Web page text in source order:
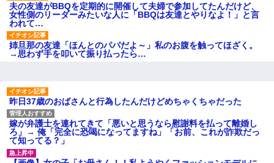
ワマン頂き女子のこの動画、す
げえええええｗｗｗｗｗｗｗｗ
ｗｗｗ
【愕然】白のクラウン俺氏、
高速道路左車線を制限速度で走
った結果wwwwwwwwwwww
でも盛大にやらかす←あまり悲
しませないでくれ
夫の友達がBBQを定期的に開催して夫婦で参加してたんだけど、
女性側のリーダーみたいな人に「BBQは友達とやりなよ！」と言
われて…
姉旦那の友達「ほんとのパパだよ～」私のお腹を触ってほざく。
→思わず手を叩いて振り払ったら…
昨日37歳のおばさんと行為したんだけどめちゃくちゃだった
嫁が弁護士を連れてきて「悪いと思うなら慰謝料を払って離婚し
ろ」→ 俺「完全に恐喝になってますね」「お前、これが詐欺だっ
て知ってる？」